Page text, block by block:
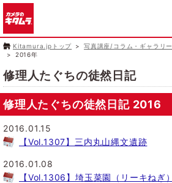
Kitamura.jpトップ 写真講座/コラム・ギャラリー
2016年
修理人たぐちの徒然日記
修理人たぐちの徒然日記 2016
2016.01.15
【Vol.1307】三内丸山縄文遺跡
2016.01.08
【Vol.1306】埼玉菜園（リーキねぎ）